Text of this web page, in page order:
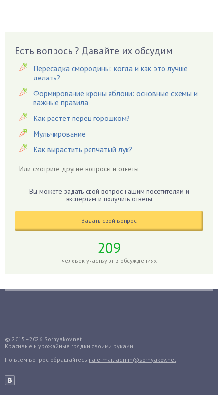
Вешенки
Виноград
Вредители
Гардения
Гацания
Гвоздики
Георгины
Гиацинт
Гладиолусы
Гранат
Грядки
Гуава
Есть вопросы? Давайте их обсудим
Пересадка смородины: когда и как это лучше
делать?
Формирование кроны яблони: основные схемы и
важные правила
Как растет перец горошком?
Мульчирование
Как вырастить репчатый лук?
Или смотрите другие вопросы и ответы
Вы можете задать свой вопрос нашим посетителям и
экспертам и получить ответы
Задать свой вопрос
209
человек участвуют в обсуждениях
© 2015–2026 Sornyakov.net
Красивые и урожайные грядки своими руками
По всем вопрос обращайтесь на e-mail admin@sornyakov.net